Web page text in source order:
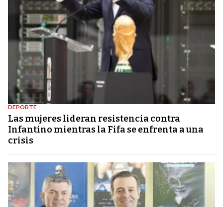
DEPORTE
Las mujeres lideran resistencia contra
Infantino mientras la Fifa se enfrenta a una
crisis